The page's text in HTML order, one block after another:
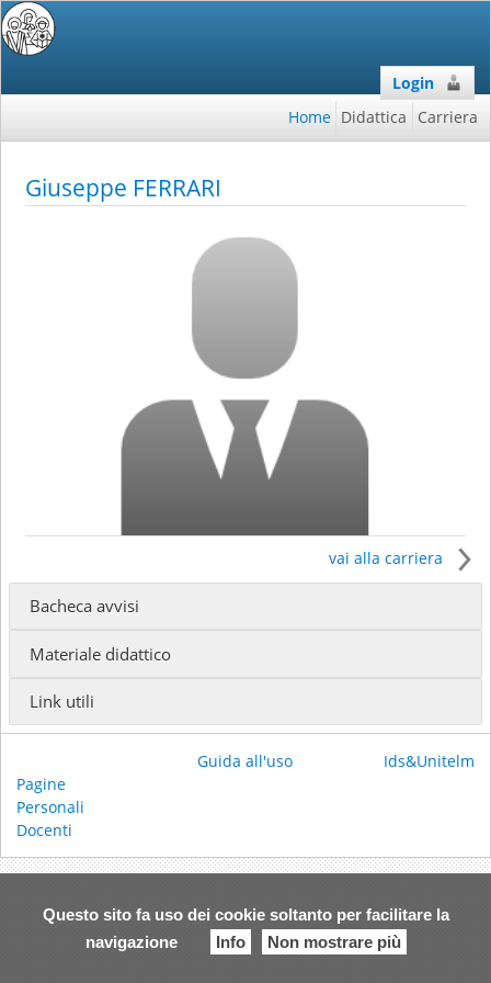
Questo sito fa uso dei cookie soltanto per facilitare la
navigazione
Info Non mostrare più
Login
Home Didattica Carriera
Giuseppe FERRARI
vai alla carriera
Bacheca avvisi
Materiale didattico
Link utili
Pagine
Personali
Docenti
Guida all'uso Ids&Unitelm